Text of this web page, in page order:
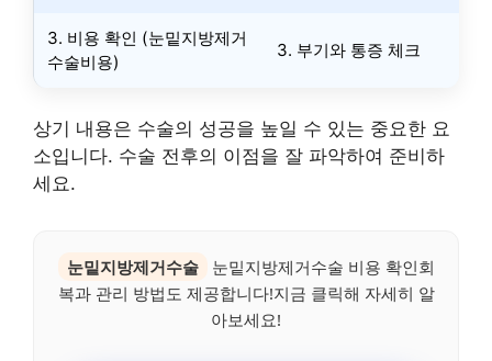
3. 비용 확인 (눈밑지방제거
수술비용)
3. 부기와 통증 체크
상기 내용은 수술의 성공을 높일 수 있는 중요한 요
소입니다. 수술 전후의 이점을 잘 파악하여 준비하
세요.
눈밑지방제거수술
눈밑지방제거수술 비용 확인회
복과 관리 방법도 제공합니다!지금 클릭해 자세히 알
아보세요!